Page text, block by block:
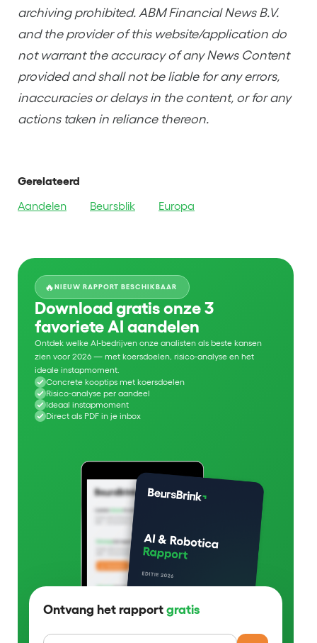
archiving prohibited. ABM Financial News B.V.
and the provider of this website/application do
not warrant the accuracy of any News Content
provided and shall not be liable for any errors,
inaccuracies or delays in the content, or for any
actions taken in reliance thereon.
Gerelateerd
Aandelen
Beursblik Europa
🔥NIEUW RAPPORT BESCHIKBAAR
Download gratis onze 3
favoriete AI aandelen
Ontdek welke AI-bedrijven onze analisten als beste kansen
zien voor 2026 — met koersdoelen, risico-analyse en het
ideale instapmoment.
Concrete kooptips met koersdoelen
Risico-analyse per aandeel
Ideaal instapmoment
Direct als PDF in je inbox
Ontvang het rapport gratis